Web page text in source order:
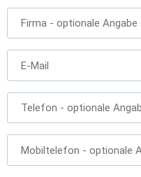
Firma - optionale Angabe
E-Mail
Telefon - optionale
Mobiltelefon - optionale